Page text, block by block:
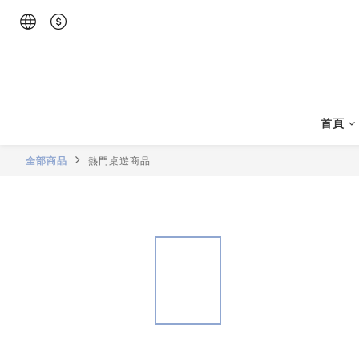
首頁
全部商品 熱門桌遊商品